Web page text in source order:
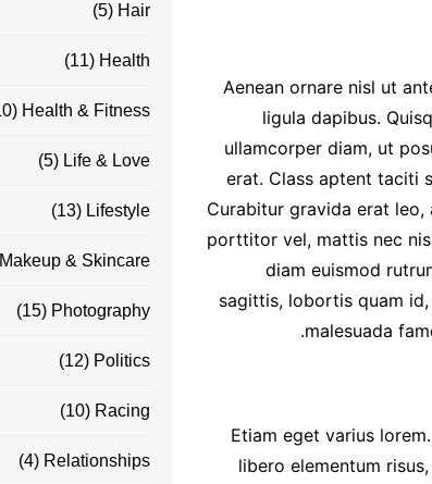
Aenean ornare nisl ut
ligula dapibus.
ullamcorper diam, ut
erat. Class aptent taciti
Curabitur gravida erat leo,
porttitor vel, mattis nec
diam euismod
sagittis, lobortis quam
malesuada
Etiam eget varius
libero elementum
Hair
(5)
Health
(11)
Health & Fitness
(10)
Life & Love
(5)
Lifestyle
(13)
Makeup & Skincare
Photography
(15)
Politics
(12)
Racing
(10)
Relationships
(4)